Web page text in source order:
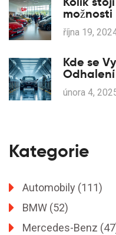
možnosti
října 19,
Kde se
února 4,
Kategorie
Automobily (111)
BMW (52)
Mercedes-Benz